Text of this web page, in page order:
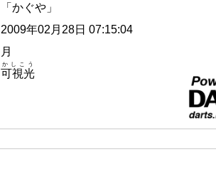
「かぐや」
2009年02月28日 07:15:04
月
可視光
かしこう